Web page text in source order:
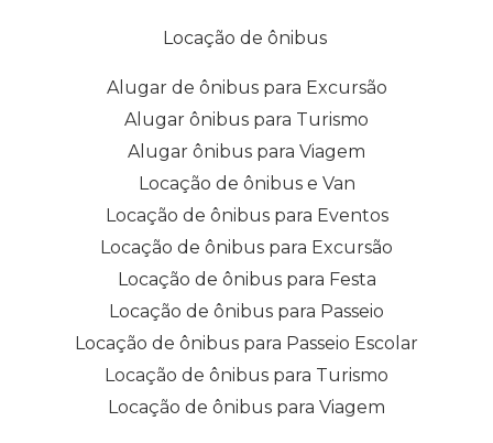
Locação de ônibus
Alugar de ônibus para Excursão
Alugar ônibus para Turismo
Alugar ônibus para Viagem
Locação de ônibus e Van
Locação de ônibus para Eventos
Locação de ônibus para Excursão
Locação de ônibus para Festa
Locação de ônibus para Passeio
Locação de ônibus para Passeio Escolar
Locação de ônibus para Turismo
Locação de ônibus para Viagem